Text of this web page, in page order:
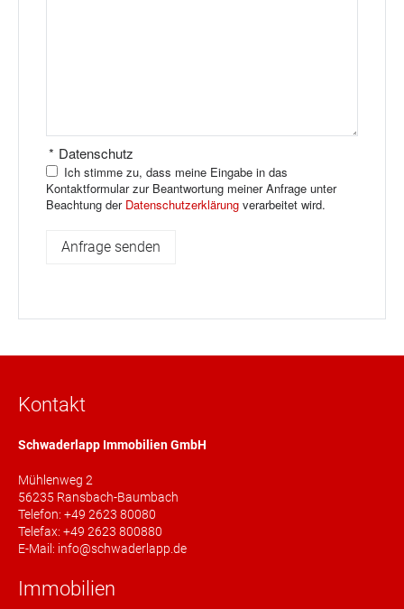
Datenschutz
*
Ich stimme zu, dass meine Eingabe in das
Kontaktformular zur Beantwortung meiner Anfrage unter
Beachtung der Datenschutzerklärung verarbeitet wird.
Kontakt
Schwaderlapp Immobilien GmbH
Mühlenweg 2
56235 Ransbach-Baumbach
Telefon: +49 2623 80080
Telefax: +49 2623 800880
E-Mail: info@schwaderlapp.de
Immobilien